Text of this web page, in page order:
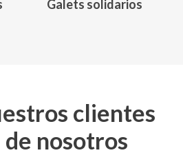
Galets solidarios
clientes
nosotros